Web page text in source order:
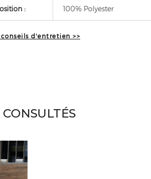
: 100% Polyester
conseils d'entretien >>